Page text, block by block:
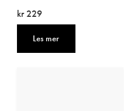
kr 229
Les mer